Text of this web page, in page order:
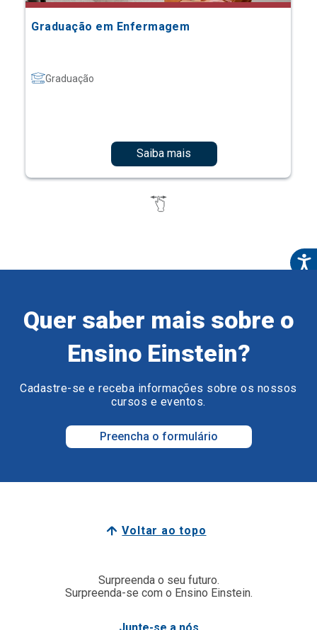
Graduação em Enfermagem
Graduação
Saiba mais
Quer saber mais sobre o
Ensino Einstein?
Cadastre-se e receba informações sobre os nossos
cursos e eventos.
Preencha o formulário
Voltar ao topo
Surpreenda o seu futuro.
Surpreenda-se com o Ensino Einstein.